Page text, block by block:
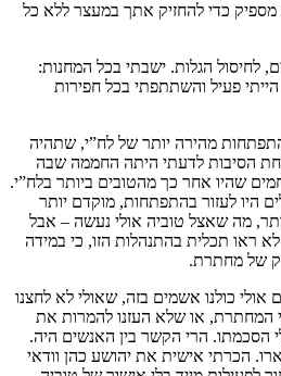
כדי להחזיק אתך במעצר ללא כל
לחיסול הגלות. ישבתי בכל המחנות:
פעיל והשתתפתי בכל חפירות
מהירה יותר של לח”י, שתהיה
הסיבות לדעתי היתה החממה שבה
שהיו אחר כך מהטובים ביותר בלח”י.
היו לעזור בהתפתחות, מוקדם יותר
מה שאצל טוביה אולי נעשה – אבל
ראו תכלית בהתנהלות הזו, כי במידה
של מחתרת.
כולנו אשמים בזה, שאולי לא לחצנו
המחתרת, או שלא העזנו להמרות את
הסכמתו. הרי הקשר בין האנשים היה.
הכרתי אישית את יהושע כהן וודאי